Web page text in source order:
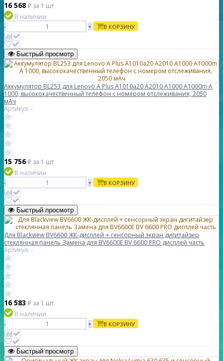
16 568 ₽ за 1 шт
В наличии
-
+ В КОРЗИНУ
Быстрый просмотр
Аккумулятор BL253 для Lenovo A Plus A1010a20 A2010 A1000 A1000m A
1000, высококачественный телефон с номером отслеживания, 2050
мАч
Артикул: -
15 756₽ за 1 шт
В наличии
-
+ В КОРЗИНУ
Быстрый просмотр
Для Blackview BV6600 ЖК-дисплей + сенсорный экран дигитайзер
стеклянная панель Замена для BV6600E BV 6600 PRO дисплей часть
Артикул: -
16 583 ₽ за 1 шт
В наличии
-
+ В КОРЗИНУ
Быстрый просмотр